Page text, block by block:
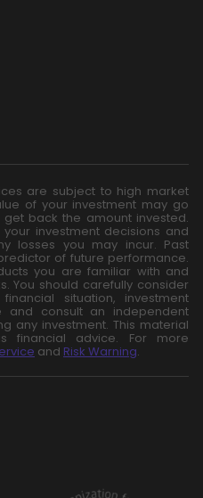
are subject to high market
of your investment may go
back the amount invested.
investment decisions and
losses you may incur. Past
of future performance.
you are familiar with and
You should carefully consider
situation, investment
and consult an independent
any investment. This material
financial advice. For more
and Risk Warning.